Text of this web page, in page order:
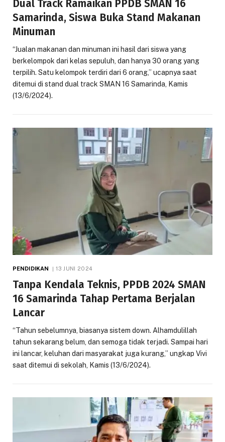
Dual Track Ramaikan PPDB SMAN 16
Samarinda, Siswa Buka Stand Makanan
Minuman
“Jualan makanan dan minuman ini hasil dari siswa yang
berkelompok dari kelas sepuluh, dan hanya 30 orang yang
terpilih. Satu kelompok terdiri dari 6 orang,” ucapnya saat
ditemui di stand dual track SMAN 16 Samarinda, Kamis
(13/6/2024).
PENDIDIKAN 13 JUNI 2024
Tanpa Kendala Teknis, PPDB 2024 SMAN
16 Samarinda Tahap Pertama Berjalan
Lancar
“Tahun sebelumnya, biasanya sistem down. Alhamdulillah
tahun sekarang belum, dan semoga tidak terjadi. Sampai hari
ini lancar, keluhan dari masyarakat juga kurang,” ungkap Vivi
saat ditemui di sekolah, Kamis (13/6/2024).